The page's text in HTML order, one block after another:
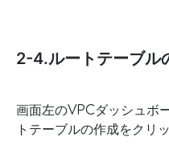
2-4.ルートテーブル
画面左のVPCダッシュボ
トテーブルの作成をクリ